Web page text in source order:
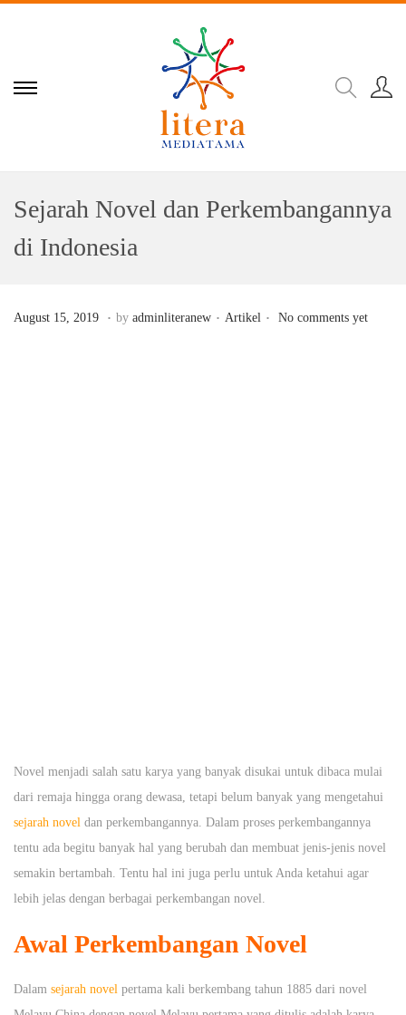
Sejarah Novel dan Perkembangannya
di Indonesia
Posted on
August 15, 2019
D. by adminliteranew . Posted in
Artikel . No comments yet
Novel menjadi salah satu karya yang banyak disukai untuk dibaca mulai
dari remaja hingga orang dewasa, tetapi belum banyak yang mengetahui
sejarah novel dan perkembangannya. Dalam proses perkembangannya
tentu ada begitu banyak hal yang berubah dan membuat jenis-jenis novel
semakin bertambah. Tentu hal ini juga perlu untuk Anda ketahui agar
lebih jelas dengan berbagai perkembangan novel.
Awal Perkembangan Novel
Dalam sejarah novel pertama kali berkembang tahun 1885 dari novel